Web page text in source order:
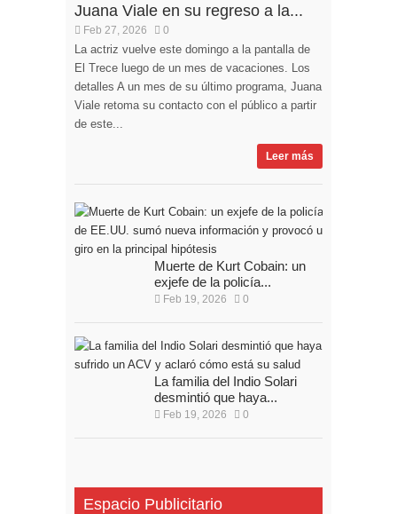
Juana Viale en su regreso a la...
Feb 27, 2026 0
La actriz vuelve este domingo a la pantalla de
El Trece luego de un mes de vacaciones. Los
detalles A un mes de su último programa, Juana
Viale retoma su contacto con el público a partir
de este...
Leer más
Muerte de Kurt Cobain: un
exjefe de la policía...
Feb 19, 2026 0
La familia del Indio Solari
desmintió que haya...
Feb 19, 2026 0
Espacio Publicitario